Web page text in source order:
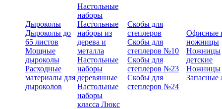
Дыроколы
Дыроколы до
65 листов
Мощные
дыроколы
Расходные
материалы для
дыроколов
Настольные
наборы
Настольные
наборы из
дерева и
металла
Настольные
наборы
деревянные
Настольные
наборы
класса Люкс
Скобы для
степлеров
Скобы для
степлеров №10
Скобы для
степлеров №23
Скобы для
степлеров №24
Офисные
ножницы
Ножницы
детские
Ножницы
Запасные